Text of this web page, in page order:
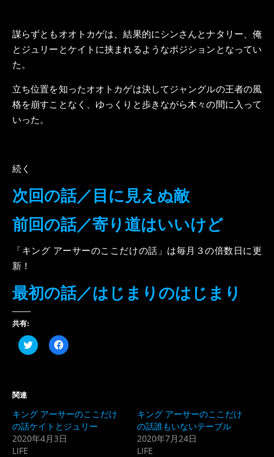
謀らずともオオトカゲは、結果的にシンさんとナタリー、俺
とジュリーとケイトに挟まれるようなポジションとなってい
た。
立ち位置を知ったオオトカゲは決してジャングルの王者の風
格を崩すことなく、ゆっくりと歩きながら木々の間に入って
いった。
続く
次回の話／目に見えぬ敵
前回の話／寄り道はいいけど
「キング アーサーのここだけの話」は毎月３の倍数日に更
新！
最初の話／はじまりのはじまり
共有:
ク
リ
有
(新
し
い
ウ
Facebook
で
リ
ッ
ク
し
て
関連
キング アーサーのここだけ
の話ケイトとジュリー
2020年4月3日
LIFE
キング アーサーのここだけ
の話誰もいないテーブル
2020年7月24日
LIFE